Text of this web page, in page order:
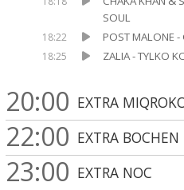
SOUL
18:22 POST MALONE -
18:25 ZALIA - TYLKO
20:00 EXTRA
22:00 EXTRA BOCHEN
23:00 EXTRA NOC